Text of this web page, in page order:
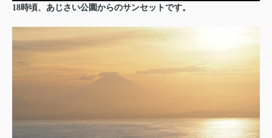
18時頃、あじさい公園からのサンセットです。